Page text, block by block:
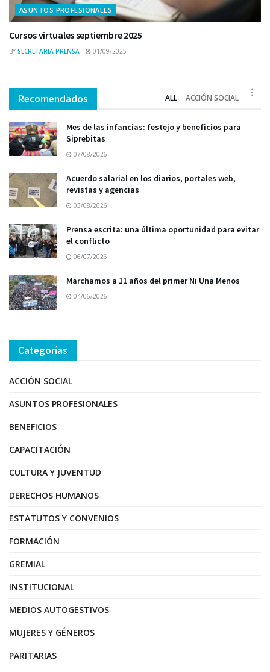
ASUNTOS PROFESIONALES
Cursos virtuales septiembre 2025
BY SECRETARIA PRENSA 01/09/2025
Recomendados ALL ACCIÓN SOCIAL
Mes de las infancias: festejo y beneficios para
Siprebitas
07/08/2026
Acuerdo salarial en los diarios, portales web,
revistas y agencias
03/08/2026
Prensa escrita: una última oportunidad para evitar
el conflicto
06/07/2026
Marchamos a 11 años del primer Ni Una Menos
04/06/2026
Categorías
ACCIÓN SOCIAL
ASUNTOS PROFESIONALES
BENEFICIOS
CAPACITACIÓN
CULTURA Y JUVENTUD
DERECHOS HUMANOS
ESTATUTOS Y CONVENIOS
FORMACIÓN
GREMIAL
INSTITUCIONAL
MEDIOS AUTOGESTIVOS
MUJERES Y GÉNEROS
PARITARIAS